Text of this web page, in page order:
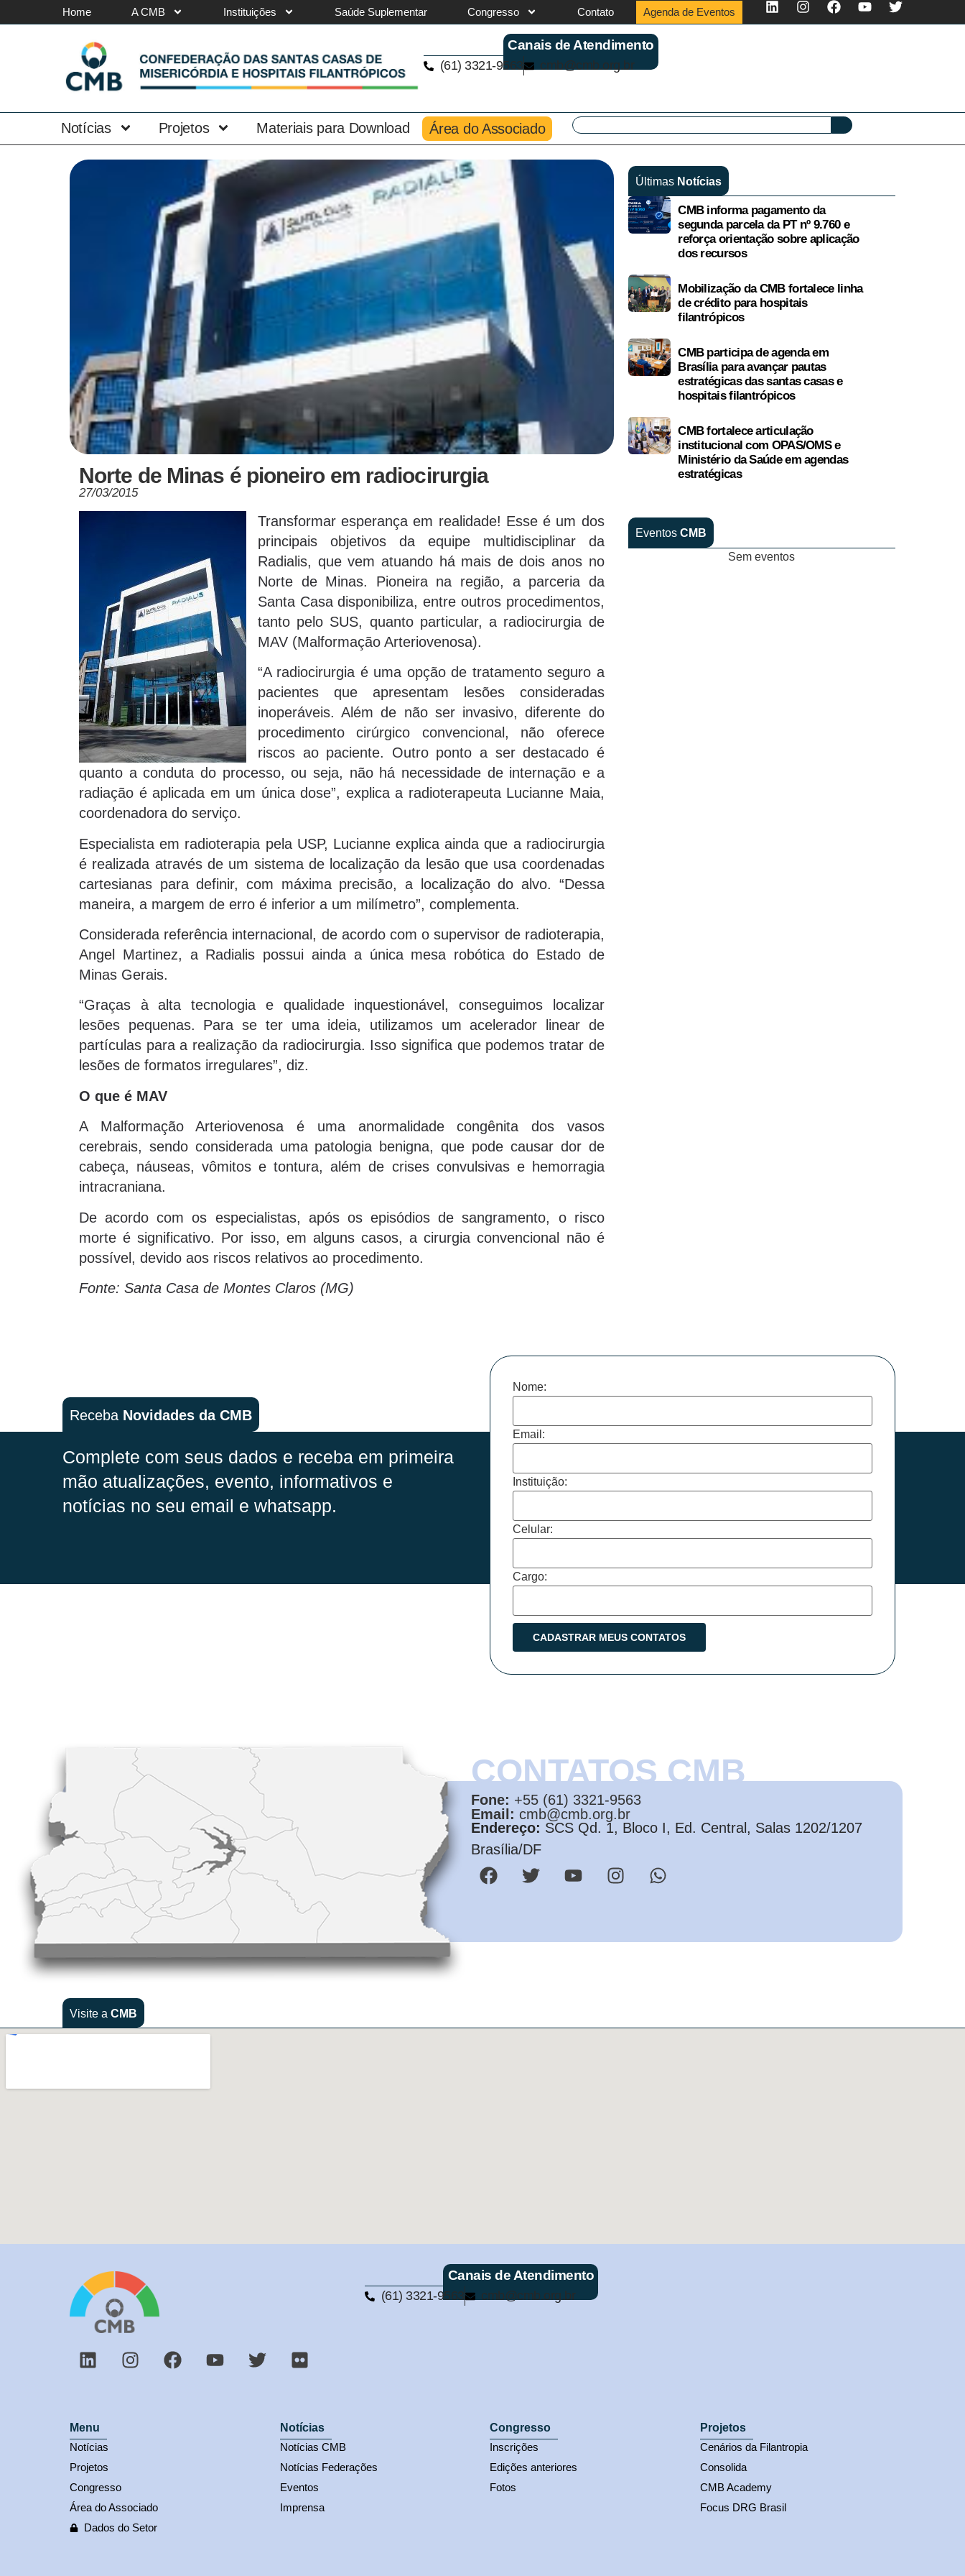
Home A CMB Instituições Saúde Suplementar Congresso Contato Agenda de Eventos
Canais de Atendimento
(61) 3321-9563 cmb@cmb.org.br
Notícias Projetos Materiais para Download Área do Associado
Norte de Minas é pioneiro em radiocirurgia
27/03/2015
Transformar esperança em realidade! Esse é um dos
principais objetivos da equipe multidisciplinar da
Radialis, que vem atuando há mais de dois anos no
Norte de Minas. Pioneira na região, a parceria da
Santa Casa disponibiliza, entre outros procedimentos,
tanto pelo SUS, quanto particular, a radiocirurgia de
MAV (Malformação Arteriovenosa).
“A radiocirurgia é uma opção de tratamento seguro a
pacientes que apresentam lesões consideradas
inoperáveis. Além de não ser invasivo, diferente do
procedimento cirúrgico convencional, não oferece
riscos ao paciente. Outro ponto a ser destacado é
quanto a conduta do processo, ou seja, não há necessidade de internação e a
radiação é aplicada em um única dose”, explica a radioterapeuta Lucianne Maia,
coordenadora do serviço.
Especialista em radioterapia pela USP, Lucianne explica ainda que a radiocirurgia
é realizada através de um sistema de localização da lesão que usa coordenadas
cartesianas para definir, com máxima precisão, a localização do alvo. “Dessa
maneira, a margem de erro é inferior a um milímetro”, complementa.
Considerada referência internacional, de acordo com o supervisor de radioterapia,
Angel Martinez, a Radialis possui ainda a única mesa robótica do Estado de
Minas Gerais.
“Graças à alta tecnologia e qualidade inquestionável, conseguimos localizar
lesões pequenas. Para se ter uma ideia, utilizamos um acelerador linear de
partículas para a realização da radiocirurgia. Isso significa que podemos tratar de
lesões de formatos irregulares”, diz.
O que é MAV
A Malformação Arteriovenosa é uma anormalidade congênita dos vasos
cerebrais, sendo considerada uma patologia benigna, que pode causar dor de
cabeça, náuseas, vômitos e tontura, além de crises convulsivas e hemorragia
intracraniana.
De acordo com os especialistas, após os episódios de sangramento, o risco
morte é significativo. Por isso, em alguns casos, a cirurgia convencional não é
possível, devido aos riscos relativos ao procedimento.
Fonte: Santa Casa de Montes Claros (MG)
Últimas Notícias
CMB informa pagamento da
segunda parcela da PT nº 9.760 e
reforça orientação sobre aplicação
dos recursos
Mobilização da CMB fortalece linha
de crédito para hospitais
filantrópicos
CMB participa de agenda em
Brasília para avançar pautas
estratégicas das santas casas e
hospitais filantrópicos
CMB fortalece articulação
institucional com OPAS/OMS e
Ministério da Saúde em agendas
estratégicas
Eventos CMB
Sem eventos
Receba Novidades da CMB
Complete com seus dados e receba em primeira
mão atualizações, evento, informativos e
notícias no seu email e whatsapp.
Nome:
Email:
Instituição:
Celular:
Cargo:
CONTATOS CMB
Fone: +55 (61) 3321-9563
Email: cmb@cmb.org.br
Endereço: SCS Qd. 1, Bloco I, Ed. Central, Salas 1202/1207
Brasília/DF
Visite a CMB
Canais de Atendimento
(61) 3321-9563 cmb@cmb.org.br
Menu
Notícias
Projetos
Congresso
Área do Associado
Dados do Setor
Notícias
Notícias CMB
Notícias Federações
Eventos
Imprensa
Congresso
Inscrições
Edições anteriores
Fotos
Projetos
Cenários da Filantropia
Consolida
CMB Academy
Focus DRG Brasil